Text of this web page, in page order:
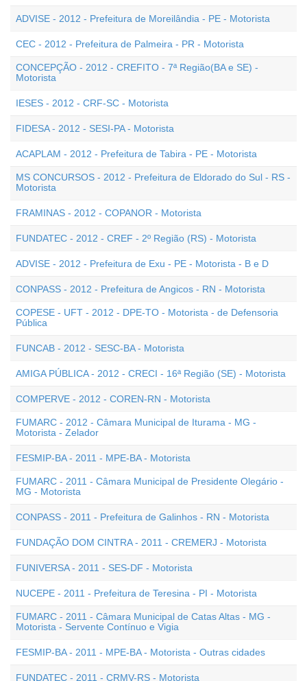
ADVISE - 2012 - Prefeitura de Moreilândia - PE - Motorista
CEC - 2012 - Prefeitura de Palmeira - PR - Motorista
CONCEPÇÃO - 2012 - CREFITO - 7ª Região(BA e SE) -
Motorista
IESES - 2012 - CRF-SC - Motorista
FIDESA - 2012 - SESI-PA - Motorista
ACAPLAM - 2012 - Prefeitura de Tabira - PE - Motorista
MS CONCURSOS - 2012 - Prefeitura de Eldorado do Sul - RS -
Motorista
FRAMINAS - 2012 - COPANOR - Motorista
FUNDATEC - 2012 - CREF - 2º Região (RS) - Motorista
ADVISE - 2012 - Prefeitura de Exu - PE - Motorista - B e D
CONPASS - 2012 - Prefeitura de Angicos - RN - Motorista
COPESE - UFT - 2012 - DPE-TO - Motorista - de Defensoria
Pública
FUNCAB - 2012 - SESC-BA - Motorista
AMIGA PÚBLICA - 2012 - CRECI - 16ª Região (SE) - Motorista
COMPERVE - 2012 - COREN-RN - Motorista
FUMARC - 2012 - Câmara Municipal de Iturama - MG -
Motorista - Zelador
FESMIP-BA - 2011 - MPE-BA - Motorista
FUMARC - 2011 - Câmara Municipal de Presidente Olegário -
MG - Motorista
CONPASS - 2011 - Prefeitura de Galinhos - RN - Motorista
FUNDAÇÃO DOM CINTRA - 2011 - CREMERJ - Motorista
FUNIVERSA - 2011 - SES-DF - Motorista
NUCEPE - 2011 - Prefeitura de Teresina - PI - Motorista
FUMARC - 2011 - Câmara Municipal de Catas Altas - MG -
Motorista - Servente Contínuo e Vigia
FESMIP-BA - 2011 - MPE-BA - Motorista - Outras cidades
FUNDATEC - 2011 - CRMV-RS - Motorista